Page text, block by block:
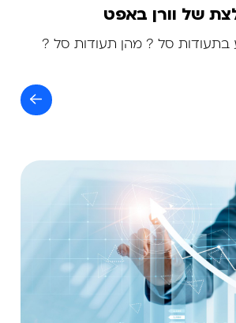
של וורן באפט
בתעודות סל ? מהן תעודות סל ?